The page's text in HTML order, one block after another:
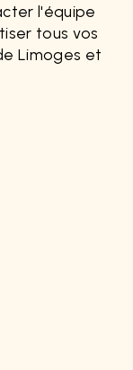
l'équipe
tous vos
Limoges et